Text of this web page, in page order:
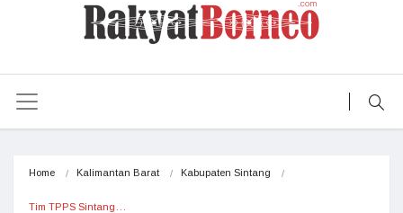
Home Kalimantan Barat Kabupaten Sintang
Tim TPPS Sintang…